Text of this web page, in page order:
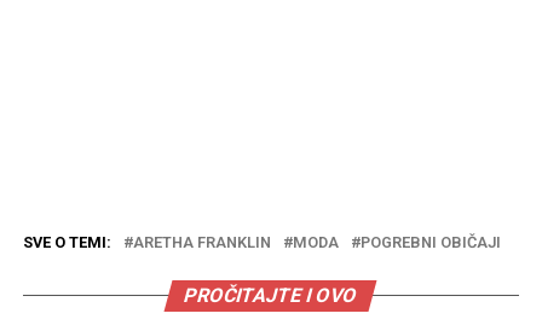
SVE O TEMI: ARETHA FRANKLIN MODA POGREBNI OBIČAJI
PROČITAJTE I OVO